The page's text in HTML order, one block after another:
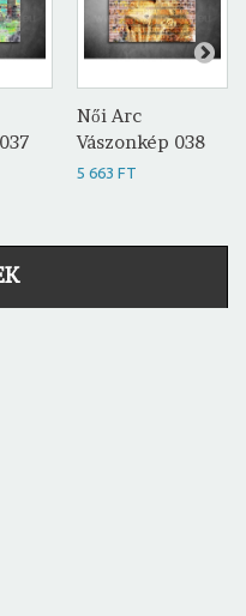
Női Arc
Vászonkép 038
5 663 FT